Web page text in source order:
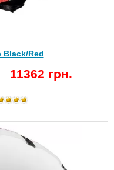
Red
11362 грн.